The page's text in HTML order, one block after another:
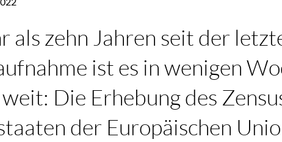
als zehn Jahren seit der
ist es in wenigen
Die Erhebung des
der Europäischen